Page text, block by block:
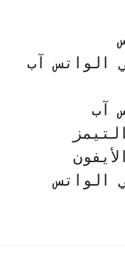
الواتس آب
الواتس